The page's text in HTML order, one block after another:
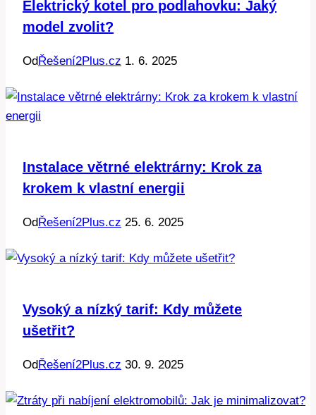
Elektrický kotel pro podlahovku: Jaký
model zvolit?
Od Řešení2Plus.cz 1. 6. 2025
Instalace větrné elektrárny: Krok za
krokem k vlastní energii
Od Řešení2Plus.cz 25. 6. 2025
Vysoký a nízký tarif: Kdy můžete
ušetřit?
Od Řešení2Plus.cz 30. 9. 2025